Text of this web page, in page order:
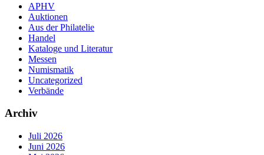
APHV
Auktionen
Aus der Philatelie
Handel
Kataloge und Literatur
Messen
Numismatik
Uncategorized
Verbände
Archiv
Juli 2026
Juni 2026